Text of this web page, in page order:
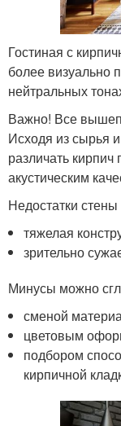
Гостиная с
более визуально
нейтральных
Важно! Все
Исходя из сырья
различать
акустическим
Недостатки стены
тяжелая
зрительно
Минусы можно
сменой
цветовым
подбором
кирпичной